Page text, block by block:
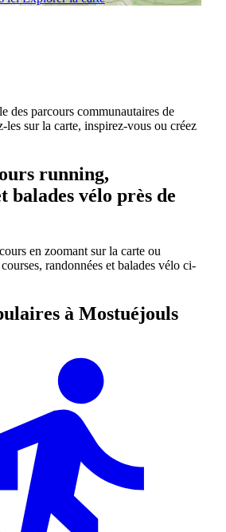
des parcours communautaires de
les sur la carte, inspirez-vous ou créez
running,
balades vélo près de
en zoomant sur la carte ou
randonnées et balades vélo ci-
à Mostuéjouls